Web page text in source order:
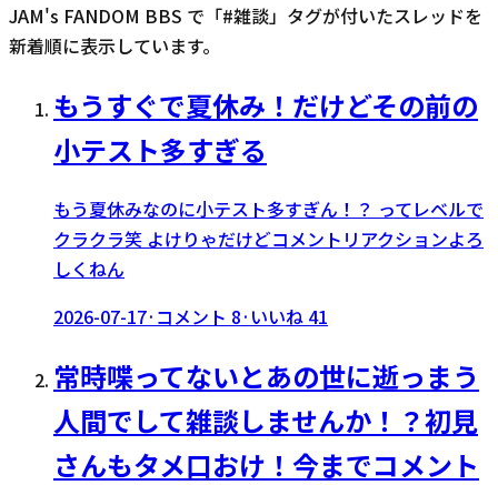
JAM's FANDOM BBS で「#雑談」タグが付いたスレッドを
新着順に表示しています。
もうすぐで夏休み！だけどその前の
小テスト多すぎる
もう夏休みなのに小テスト多すぎん！？ ってレベルで
クラクラ笑 よけりゃだけどコメントリアクションよろ
しくねん
2026-07-17· コメント 8· いいね 41
常時喋ってないとあの世に逝っまう
人間でして雑談しませんか！？初見
さんもタメ口おけ！今までコメント